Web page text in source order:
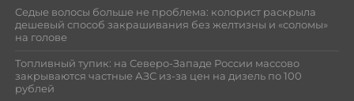
Седые волосы больше не проблема: колорист раскрыла
дешевый способ закрашивания без желтизны и «соломы»
на голове
Топливный тупик: на Северо-Западе России массово
закрываются частные АЗС из-за цен на дизель по 100
рублей